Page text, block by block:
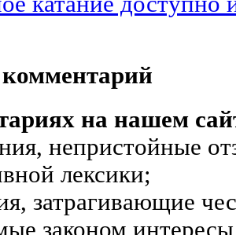
на нашем
непристойные
лексики;
затрагивающие